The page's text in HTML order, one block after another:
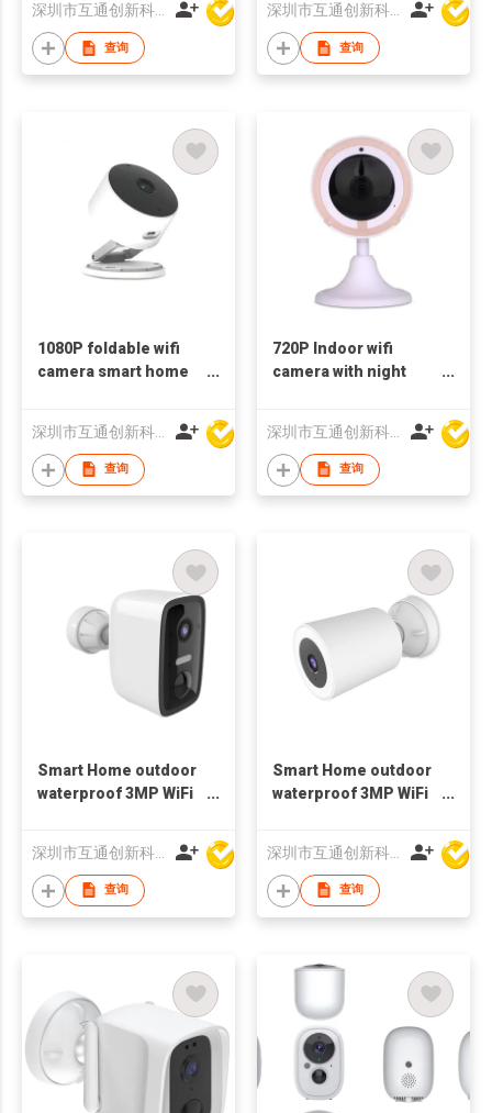
monitor
深圳市互通创新科技有限公司
查询
深圳市互通创新科技有限公司
查询
1080P foldable wifi
camera smart home
深圳市互通创新科技有限公司
查询
720P Indoor wifi
camera with night
深圳市互通创新科技有限公司
查询
Smart Home outdoor
waterproof 3MP WiFi
深圳市互通创新科技有限公司
查询
Smart Home outdoor
waterproof 3MP WiFi
深圳市互通创新科技有限公司
查询